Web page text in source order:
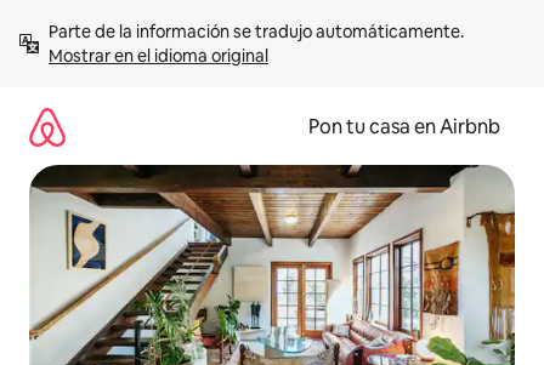
contenidoMostrar en el idioma original
Pon tu casa en Airbnb